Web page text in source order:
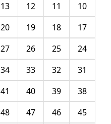
10
11
12
13
17
18
19
20
24
25
26
27
31
32
33
34
38
39
40
41
45
46
47
48